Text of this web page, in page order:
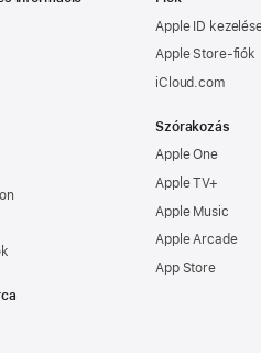
Apple ID
Apple Store-fiók
iCloud.com
Szórakozás
Apple One
Apple TV+
Apple Music
Apple Arcade
App Store